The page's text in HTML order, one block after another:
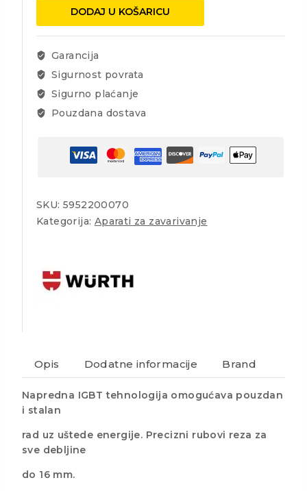
REZANJE
70S
količina
DODAJ U KOŠARICU
Garancija
Sigurnost povrata
Sigurno plaćanje
Pouzdana dostava
SKU: 5952200070
Kategorija: Aparati za zavarivanje
Opis Dodatne informacije Brand
Napredna IGBT tehnologija omogućava pouzdan
i stalan
rad uz uštede energije. Precizni rubovi reza za
sve debljine
do 16 mm.